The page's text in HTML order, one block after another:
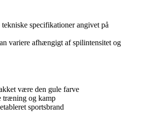
specifikationer angivet på
variere afhængigt af spilintensitet og
være den gule farve
træning og kamp
sportsbrand